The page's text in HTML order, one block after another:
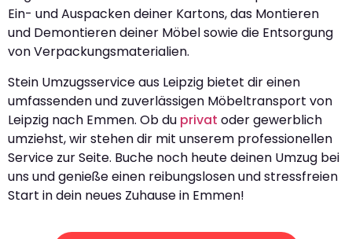
Ein- und Auspacken deiner Kartons, das Montieren
und Demontieren deiner Möbel sowie die Entsorgung
von Verpackungsmaterialien.
Stein Umzugsservice aus Leipzig bietet dir einen
umfassenden und zuverlässigen Möbeltransport von
Leipzig nach Emmen. Ob du privat oder gewerblich
umziehst, wir stehen dir mit unserem professionellen
Service zur Seite. Buche noch heute deinen Umzug bei
uns und genieße einen reibungslosen und stressfreien
Start in dein neues Zuhause in Emmen!